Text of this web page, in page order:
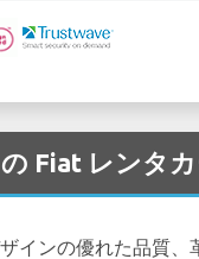
Fiat レンタ
インの優れた品質